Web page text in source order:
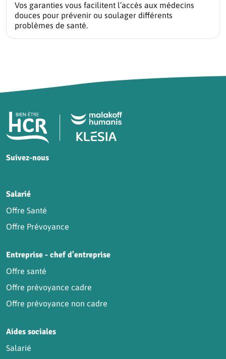
Vos garanties vous facilitent l’accès aux médecins
douces pour prévenir ou soulager différents
problèmes de santé.
Pied de page HCR Bien-Être
Suivez-nous
Salarié
Offre Santé
Offre Prévoyance
Entreprise - chef d'entreprise
Offre santé
Offre prévoyance cadre
Offre prévoyance non cadre
Aides sociales
Salarié